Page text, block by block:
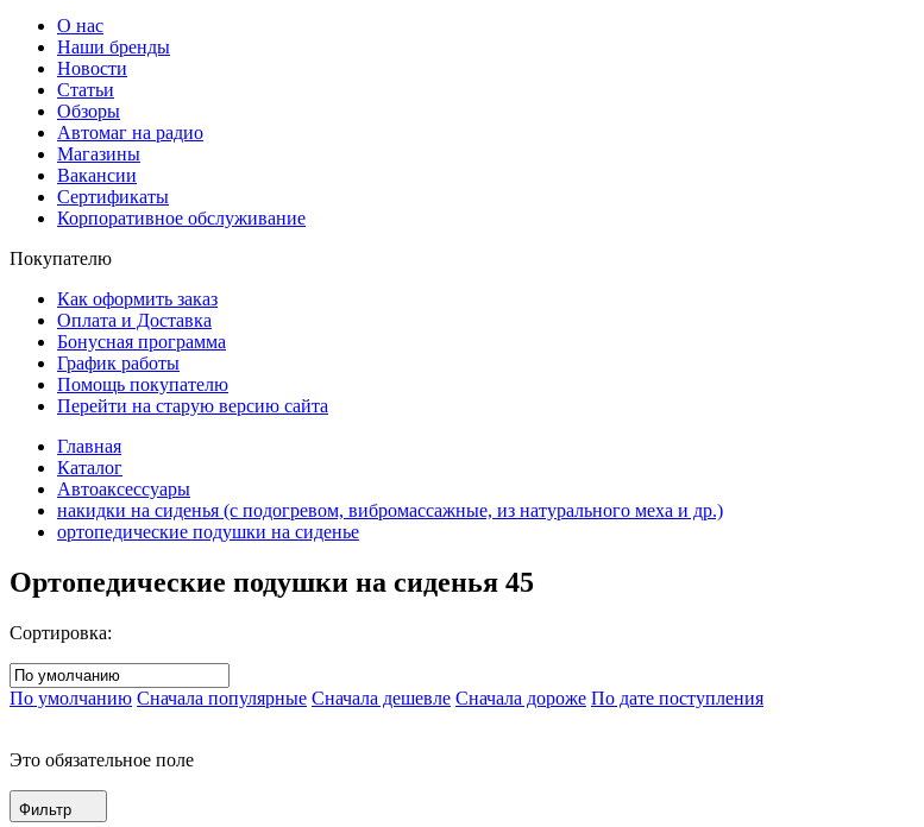
О нас
Наши бренды
Новости
Статьи
Обзоры
Автомаг на радио
Магазины
Вакансии
Сертификаты
Корпоративное обслуживание
Покупателю
Как оформить заказ
Оплата и Доставка
Бонусная программа
График работы
Помощь покупателю
Перейти на старую версию сайта
Главная
Каталог
Автоаксессуары
накидки на сиденья (с подогревом, вибромассажные, из натурального меха и др.)
ортопедические подушки на сиденье
Ортопедические подушки на сиденья 45
Сортировка:
По умолчанию Сначала популярные Сначала дешевле Сначала дороже По дате поступления
Это обязательное поле
Фильтр